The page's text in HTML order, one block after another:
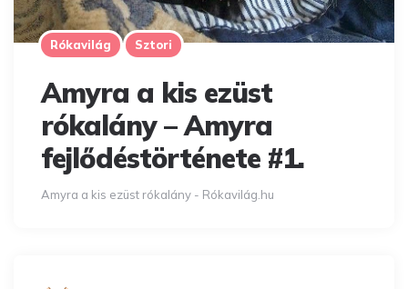
Rókavilág Sztori
Amyra a kis ezüst
rókalány – Amyra
fejlődéstörténete #1.
Amyra a kis ezüst rókalány - Rókavilág.hu